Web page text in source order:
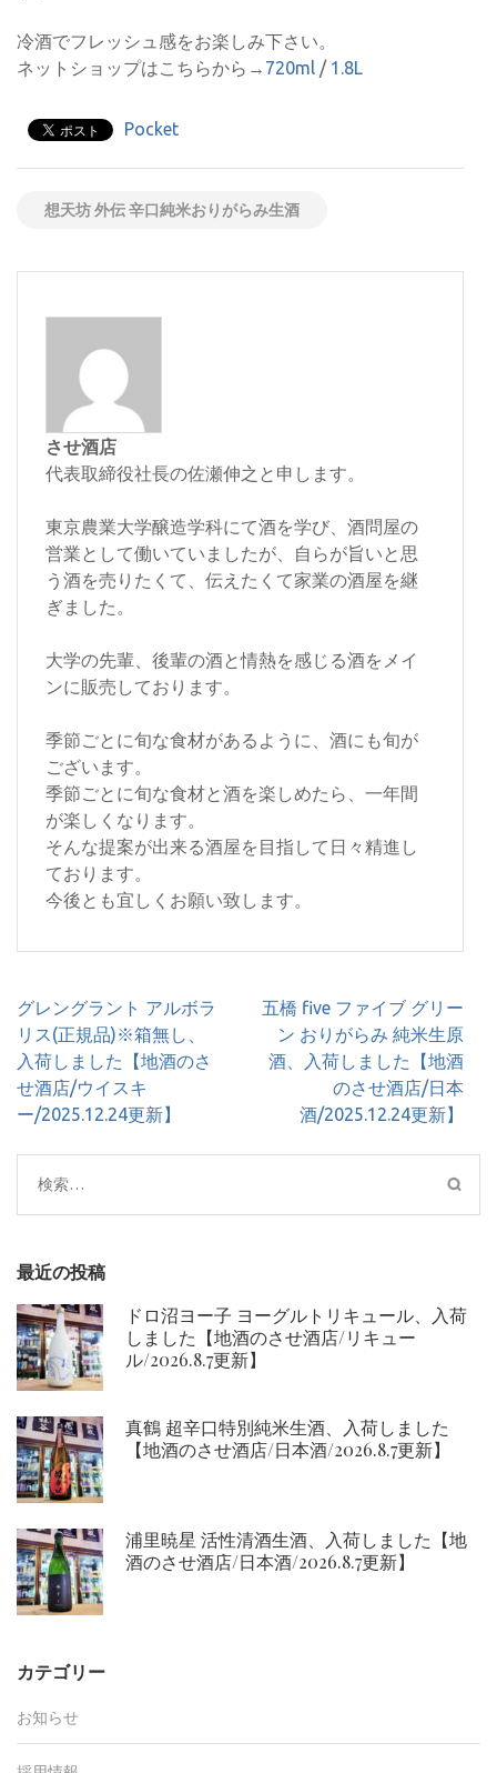
冷酒でフレッシュ感をお楽しみ下さい。
ネットショップはこちらから→ 720ml / 1.8L
Pocket
想天坊 外伝 辛口純米おりがらみ生酒
させ酒店
代表取締役社長の佐瀬伸之と申します。
東京農業大学醸造学科にて酒を学び、酒問屋の
営業として働いていましたが、自らが旨いと思
う酒を売りたくて、伝えたくて家業の酒屋を継
ぎました。
大学の先輩、後輩の酒と情熱を感じる酒をメイ
ンに販売しております。
季節ごとに旬な食材があるように、酒にも旬が
ございます。
季節ごとに旬な食材と酒を楽しめたら、一年間
が楽しくなります。
そんな提案が出来る酒屋を目指して日々精進し
ております。
今後とも宜しくお願い致します。
投
稿
ナ
ビ
ゲ
ョ
ン
グレングラント アルボラ
リス(正規品)※箱無し、
入荷しました【地酒のさ
せ酒店/ウイスキ
ー/2025.12.24更新】
五橋 five ファイブ グリー
ン おりがらみ 純米生原
酒、入荷しました【地酒
のさせ酒店/日本
酒/2025.12.24更新】
検
索:
最近の投稿
ドロ沼ヨー子 ヨーグルトリキュール、入荷
しました【地酒のさせ酒店/リキュー
ル/2026.8.7更新】
真鶴 超辛口特別純米生酒、入荷しました
【地酒のさせ酒店/日本酒/2026.8.7更新】
浦里暁星 活性清酒生酒、入荷しました【地
酒のさせ酒店/日本酒/2026.8.7更新】
カテゴリー
お知らせ